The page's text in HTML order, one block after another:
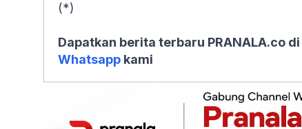
(*)
Dapatkan berita terbaru PRANALA.co di
Whatsapp kami